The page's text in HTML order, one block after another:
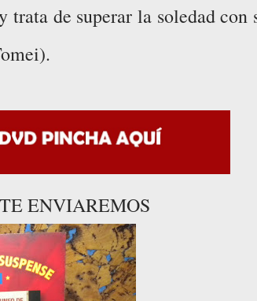
de superar la soledad con
ENVIAREMOS